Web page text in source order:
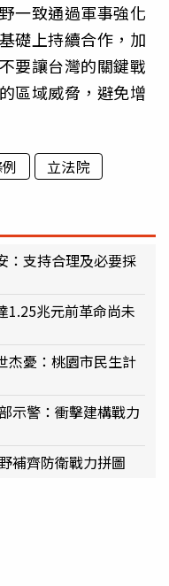
一致通過軍事強化
礎上持續合作，加
要讓台灣的關鍵戰
區域威脅，避免增
立法院
支持合理及必要採
兆元前革命尚未
憂：桃園市民生計
示警：衝擊建構戰力
補齊防衛戰力拼圖